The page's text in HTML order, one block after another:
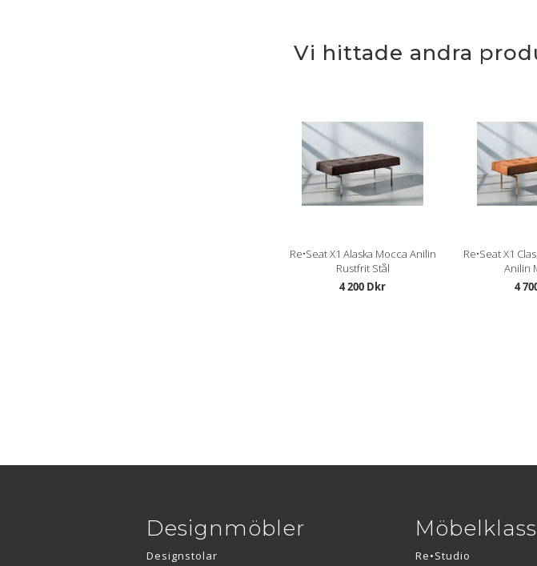
Vi hittade andra
Re•Seat X1 Alaska Mocca Anilin
Rustfrit Stål
4 200 Dkr
Re•Seat X1
Anilin
4
Designmöbler
Designstolar Re•Studio